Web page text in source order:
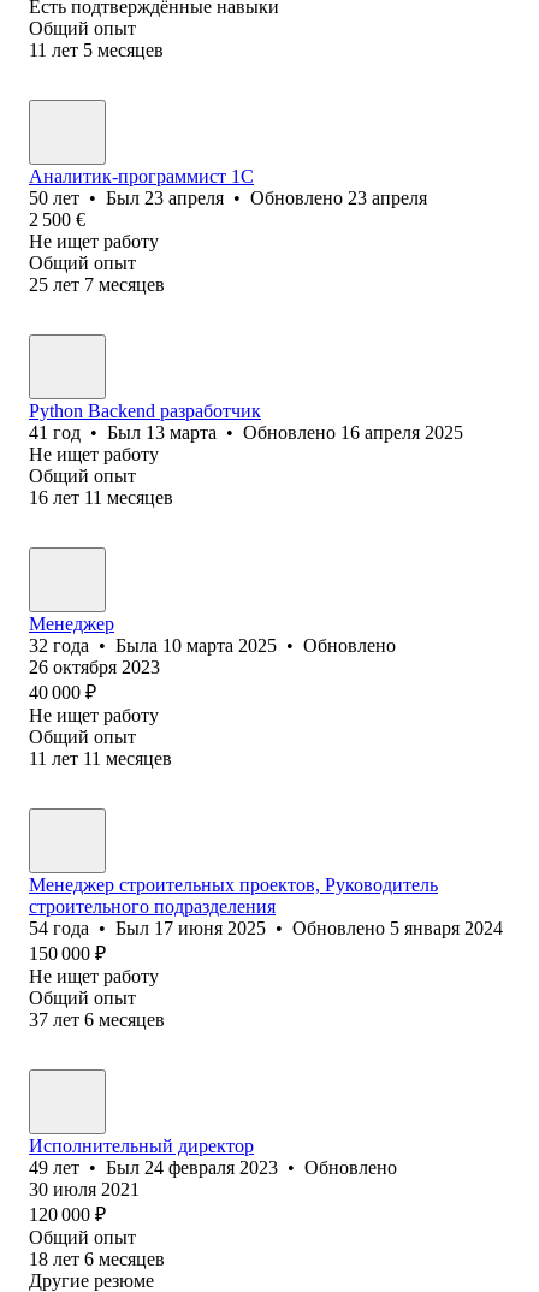
Есть подтверждённые навыки
Общий опыт
11 лет 5 месяцев
Аналитик-программист 1С
50 лет • Был 23 апреля • Обновлено 23 апреля
2 500 €
Не ищет работу
Общий опыт
25 лет 7 месяцев
Python Backend разработчик
41 год • Был 13 марта • Обновлено 16 апреля 2025
Не ищет работу
Общий опыт
16 лет 11 месяцев
Менеджер
32 года • Была 10 марта 2025 • Обновлено
26 октября 2023
40 000 ₽
Не ищет работу
Общий опыт
11 лет 11 месяцев
Менеджер строительных проектов, Руководитель
строительного подразделения
54 года • Был 17 июня 2025 • Обновлено 5 января 2024
150 000 ₽
Не ищет работу
Общий опыт
37 лет 6 месяцев
Исполнительный директор
49 лет • Был 24 февраля 2023 • Обновлено
30 июля 2021
120 000 ₽
Общий опыт
18 лет 6 месяцев
Другие резюме